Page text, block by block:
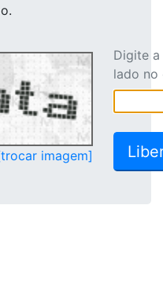
imagem]
Digite
lado no